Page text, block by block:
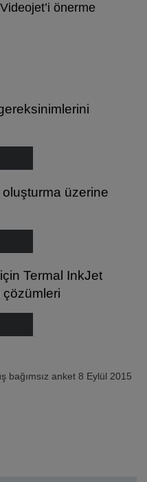
önerme
üzerine
Termal InkJet
bağımsız anket 8 Eylül 2015